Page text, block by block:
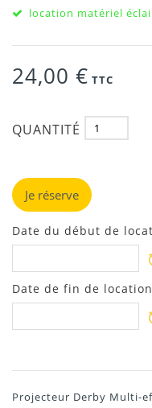
location matériel
24,00 € TTC
QUANTITÉ
Je réserve
Date du début de
Date de fin de
Projecteur Derby Multi-